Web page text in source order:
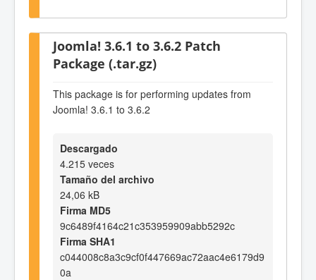
Joomla! 3.6.1 to 3.6.2 Patch
Package (.tar.gz)
This package is for performing updates from
Joomla! 3.6.1 to 3.6.2
Descargado
4.215 veces
Tamaño del archivo
24,06 kB
Firma MD5
9c6489f4164c21c353959909abb5292c
Firma SHA1
c044008c8a3c9cf0f447669ac72aac4e6179d9
0a